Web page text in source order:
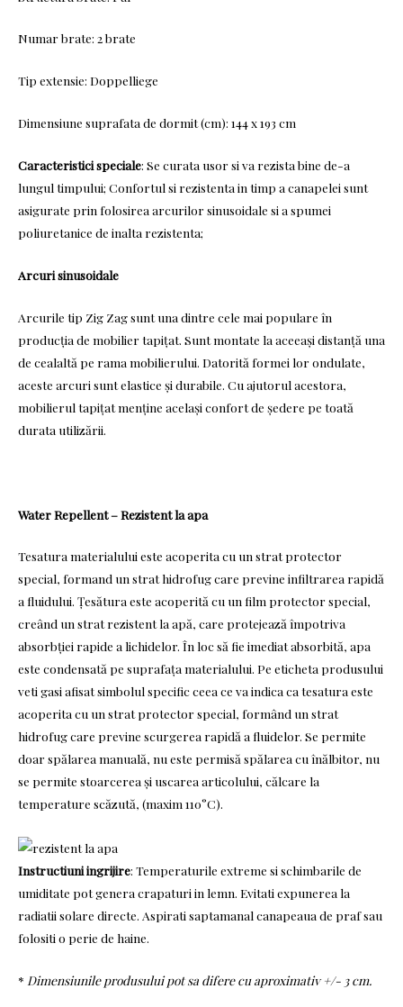
Numar brate: 2 brate
Tip extensie: Doppelliege
Dimensiune suprafata de dormit (cm): 144 x 193 cm
Caracteristici speciale: Se curata usor si va rezista bine de-a
lungul timpului; Confortul si rezistenta in timp a canapelei sunt
asigurate prin folosirea arcurilor sinusoidale si a spumei
poliuretanice de inalta rezistenta;
Arcuri sinusoidale
Arcurile tip Zig Zag sunt una dintre cele mai populare în
producția de mobilier tapițat. Sunt montate la aceeași distanță una
de cealaltă pe rama mobilierului. Datorită formei lor ondulate,
aceste arcuri sunt elastice și durabile. Cu ajutorul acestora,
mobilierul tapițat menține același confort de ședere pe toată
durata utilizării.
Water Repellent – Rezistent la apa
Tesatura materialului este acoperita cu un strat protector
special, formand un strat hidrofug care previne infiltrarea rapidă
a fluidului. Țesătura este acoperită cu un film protector special,
creând un strat rezistent la apă, care protejează împotriva
absorbției rapide a lichidelor. În loc să fie imediat absorbită, apa
este condensată pe suprafața materialului. Pe eticheta produsului
veti gasi afisat simbolul specific ceea ce va indica ca tesatura este
acoperita cu un strat protector special, formând un strat
hidrofug care previne scurgerea rapidă a fluidelor. Se permite
doar spălarea manuală, nu este permisă spălarea cu înălbitor, nu
se permite stoarcerea și uscarea articolului, călcare la
temperature scăzută, (maxim 110°С).
Instructiuni ingrijire: Temperaturile extreme si schimbarile de
umiditate pot genera crapaturi in lemn. Evitati expunerea la
radiatii solare directe. Aspirati saptamanal canapeaua de praf sau
folositi o perie de haine.
* Dimensiunile produsului pot sa difere cu aproximativ +/- 3 cm.